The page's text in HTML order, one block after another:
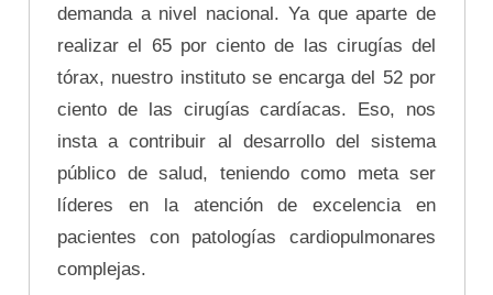
demanda a nivel nacional. Ya que aparte de
realizar el 65 por ciento de las cirugías del
tórax, nuestro instituto se encarga del 52 por
ciento de las cirugías cardíacas. Eso, nos
insta a contribuir al desarrollo del sistema
público de salud, teniendo como meta ser
líderes en la atención de excelencia en
pacientes con patologías cardiopulmonares
complejas.